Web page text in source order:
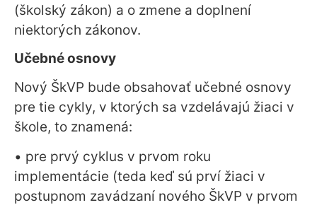
(školský zákon) a o zmene a doplnení
niektorých zákonov.
Učebné osnovy
Nový ŠkVP bude obsahovať učebné osnovy
pre tie cykly, v ktorých sa vzdelávajú žiaci v
škole, to znamená:
• pre prvý cyklus v prvom roku
implementácie (teda keď sú prví žiaci v
postupnom zavádzaní nového ŠkVP v prvom